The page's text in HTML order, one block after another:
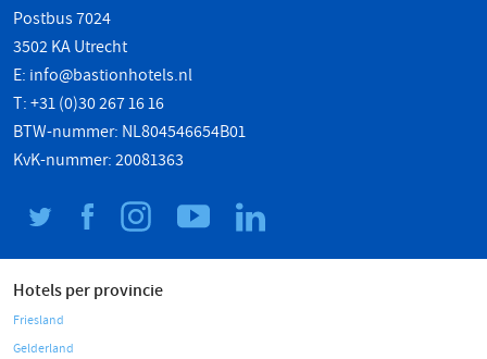
Postbus 7024
3502 KA Utrecht
E: info@bastionhotels.nl
T: +31 (0)30 267 16 16
BTW-nummer: NL804546654B01
KvK-nummer: 20081363
Hotels per provincie
Friesland
Gelderland